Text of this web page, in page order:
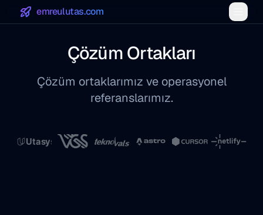
emreulutas.com
Çözüm Ortakları
Çözüm ortaklarımız ve operasyonel
referanslarımız.